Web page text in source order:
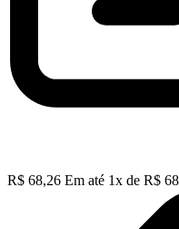
R$ 68,26 Em até 1x de R$